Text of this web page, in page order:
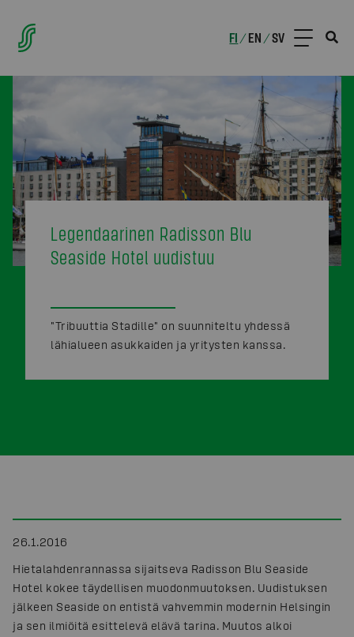
FI /EN /SV
Legendaarinen Radisson Blu
Seaside Hotel uudistuu
"Tribuuttia Stadille" on suunniteltu yhdessä
lähialueen asukkaiden ja yritysten kanssa.
26.1.2016
Hietalahdenrannassa sijaitseva Radisson Blu Seaside
Hotel kokee täydellisen muodonmuutoksen. Uudistuksen
jälkeen Seaside on entistä vahvemmin modernin Helsingin
ja sen ilmiöitä esittelevä elävä tarina. Muutos alkoi